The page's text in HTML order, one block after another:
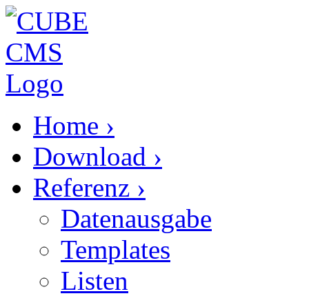
Home ›
Download ›
Referenz ›
Datenausgabe
Templates
Listen